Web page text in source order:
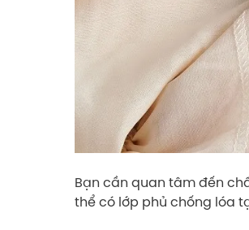
Bạn cần quan tâm đến
thể có lớp phủ chống lóa